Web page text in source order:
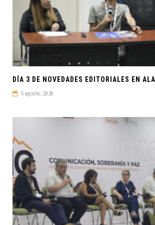
DÍA 3 DE NOVEDADES EDITORIALES EN
5 agosto, 2026